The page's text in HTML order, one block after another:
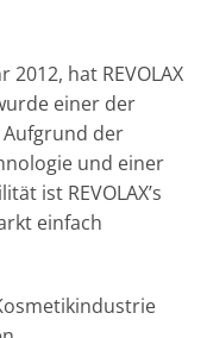
hat REVOLAX
einer der
der
und einer
ist REVOLAX’s
einfach